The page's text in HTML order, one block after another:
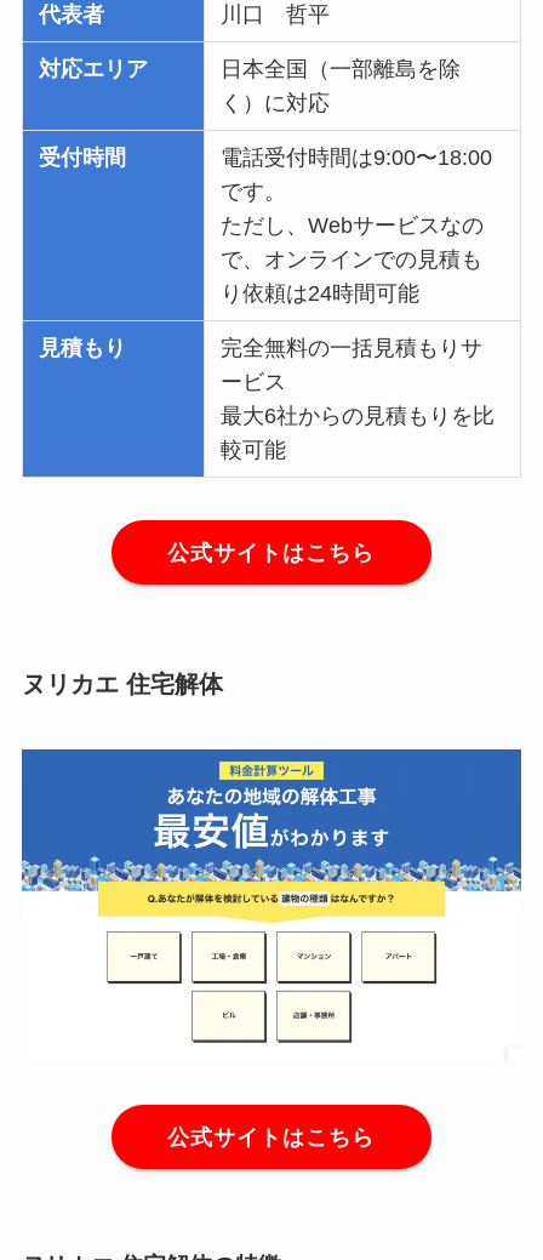
代表者 川口 哲平
対応エリア
日本全国（一部離島を除
く）に対応
受付時間
電話受付時間は9:00〜18:00
です。
ただし、Webサービスなの
で、オンラインでの見積も
り依頼は24時間可能
見積もり
完全無料の一括見積もりサ
ービス
最大6社からの見積もりを比
較可能
公式サイトはこちら
ヌリカエ 住宅解体
公式サイトはこちら